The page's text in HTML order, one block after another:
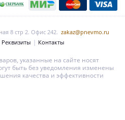
8 стр 2. Офис 242. zakaz@pnevmo.ru
Контакты
указанные на сайте носят
быть без уведомления изменены
качества и эффективности